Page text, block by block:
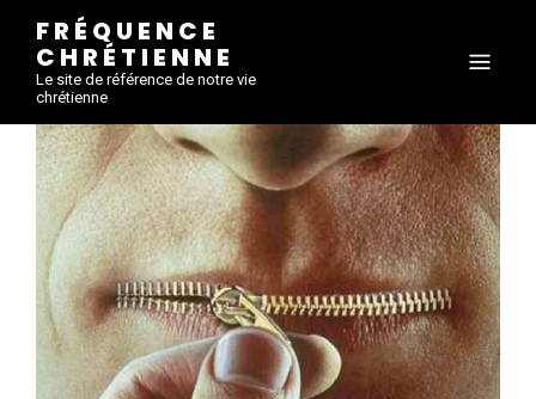
FRÉQUENCE
CHRÉTIENNE
Le site de référence de notre vie
chrétienne